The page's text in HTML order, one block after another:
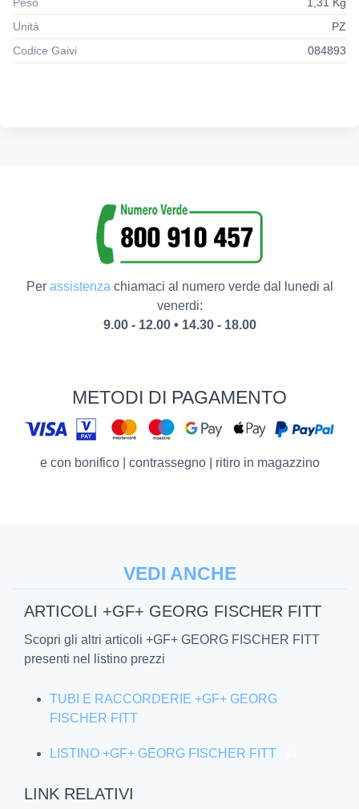
Peso
1,31 Kg
Unità
PZ
Codice Gaivi
084893
Per assistenzachiamaci al numero verde dal lunedi al
venerdi:
9.00 - 12.00 • 14.30 - 18.00
METODI DI PAGAMENTO
e con bonifico | contrassegno | ritiro in magazzino
VEDI ANCHE
ARTICOLI +GF+ GEORG FISCHER FITT
Scopri gli altri articoli +GF+ GEORG FISCHER FITT
presenti nel listino prezzi
TUBI E RACCORDERIE +GF+ GEORG
FISCHER FITT
LISTINO +GF+ GEORG FISCHER FITT
LINK RELATIVI